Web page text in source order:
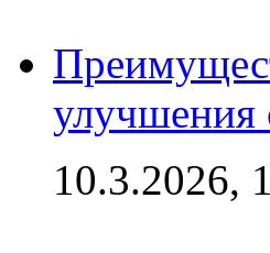
улучшения
10.3.2026,